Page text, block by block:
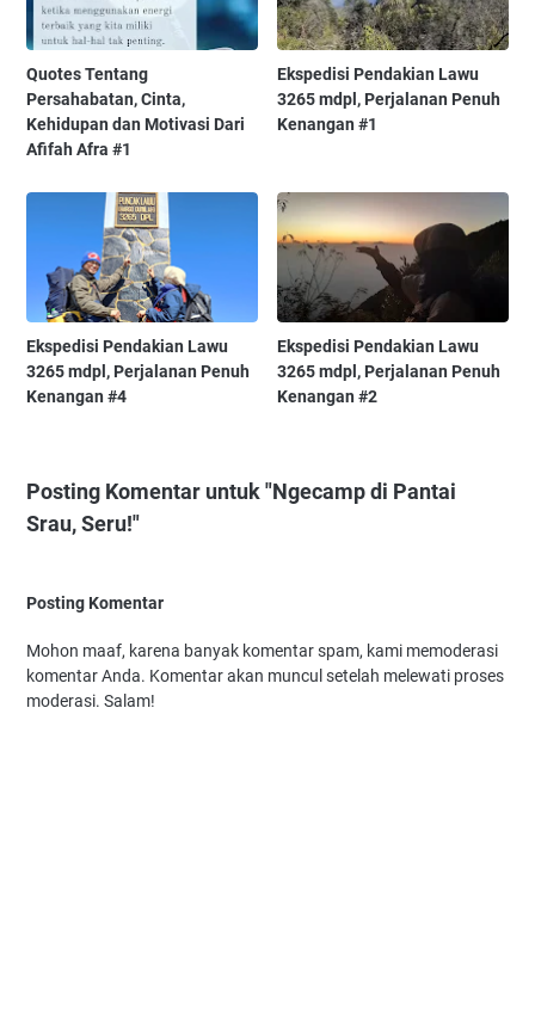
Quotes Tentang
Persahabatan, Cinta,
Kehidupan dan Motivasi Dari
Afifah Afra #1
Ekspedisi Pendakian Lawu
3265 mdpl, Perjalanan Penuh
Kenangan #1
Ekspedisi Pendakian Lawu
3265 mdpl, Perjalanan Penuh
Kenangan #4
Ekspedisi Pendakian Lawu
3265 mdpl, Perjalanan Penuh
Kenangan #2
Posting Komentar untuk "Ngecamp di Pantai
Srau, Seru!"
Posting Komentar
Mohon maaf, karena banyak komentar spam, kami memoderasi
komentar Anda. Komentar akan muncul setelah melewati proses
moderasi. Salam!